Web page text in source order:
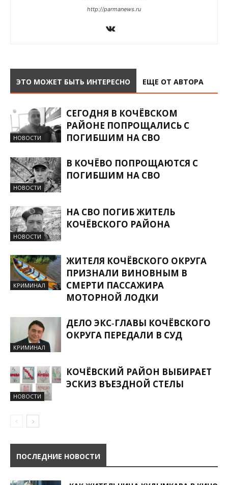
http://parmanews.ru
ЭТО МОЖЕТ БЫТЬ ИНТЕРЕСНО ЕЩЕ ОТ АВТОРА
НОВОСТИ
СЕГОДНЯ В КОЧЁВСКОМ
РАЙОНЕ ПОПРОЩАЛИСЬ С
ПОГИБШИМ НА СВО
НОВОСТИ
В КОЧЁВО ПОПРОЩАЮТСЯ С
ПОГИБШИМ НА СВО
НОВОСТИ
НА СВО ПОГИБ ЖИТЕЛЬ
КОЧЁВСКОГО РАЙОНА
КРИМИНАЛ
ЖИТЕЛЯ КОЧЁВСКОГО ОКРУГА
ПРИЗНАЛИ ВИНОВНЫМ В
СМЕРТИ ПАССАЖИРА
МОТОРНОЙ ЛОДКИ
КРИМИНАЛ
ДЕЛО ЭКС‑ГЛАВЫ КОЧЁВСКОГО
ОКРУГА ПЕРЕДАЛИ В СУД
НОВОСТИ
КОЧЁВСКИЙ РАЙОН ВЫБИРАЕТ
ЭСКИЗ ВЪЕЗДНОЙ СТЕЛЫ
ПОСЛЕДНИЕ НОВОСТИ